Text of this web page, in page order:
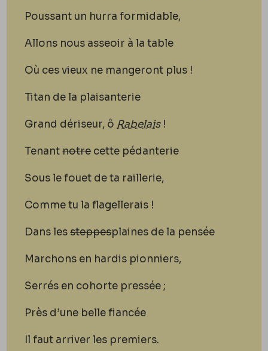
Poussant un hurra formidable,
Allons nous asseoir à la table
Où ces vieux ne mangeront plus !
Titan de la plaisanterie
Grand dériseur, ôRabelais!
Tenantnotrecette pédanterie
Sous le fouet de ta raillerie,
Comme tu la flagellerais !
Dans lessteppesplaines de la pensée
Marchons en hardis pionniers,
Serrés en cohorte pressée ;
Près d’une belle fiancée
Il faut arriver les premiers.